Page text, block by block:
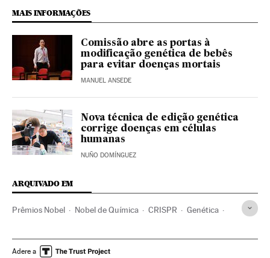
MAIS INFORMAÇÕES
Comissão abre as portas à
modificação genética de bebês
para evitar doenças mortais
MANUEL ANSEDE
Nova técnica de edição genética
corrige doenças em células
humanas
NUÑO DOMÍNGUEZ
ARQUIVADO EM
Prêmios Nobel Nobel de Química CRISPR Genética
Engenharia Genética Câncer
Adere a